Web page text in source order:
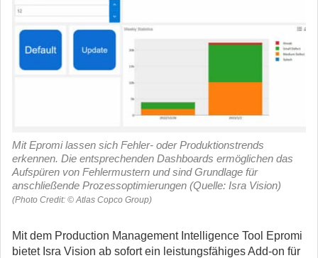
Mit Epromi lassen sich Fehler- oder Produktionstrends
erkennen. Die entsprechenden Dashboards ermöglichen das
Aufspüren von Fehlermustern und sind Grundlage für
anschließende Prozessoptimierungen (Quelle: Isra Vision)
(Photo Credit: © Atlas Copco Group)
Mit dem Production Management Intelligence Tool Epromi
bietet Isra Vision ab sofort ein leistungsfähiges Add-on für